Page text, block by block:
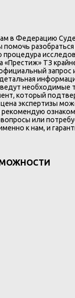
в Федерацию
разобраться
процедура
«Престиж» ТЗ
запрос
необходимые
который
экспертизы
или
к нам, и